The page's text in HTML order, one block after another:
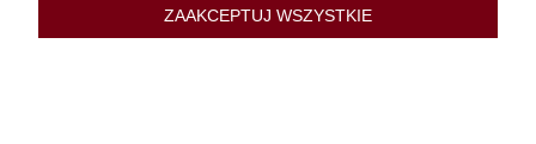
ZAAKCEPTUJ WSZYSTKIE